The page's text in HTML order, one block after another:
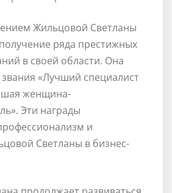
Жильцовой Светланы
ряда престижных
в своей области. Она
«Лучший специалист
женщина-
Эти награды
и
Светланы в бизнес-